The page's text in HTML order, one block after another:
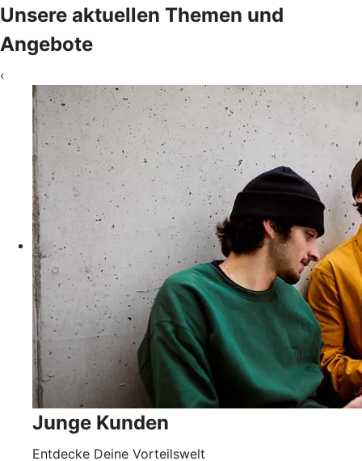
Unsere aktuellen Themen und
Angebote
‹
Junge Kunden
Entdecke Deine Vorteilswelt